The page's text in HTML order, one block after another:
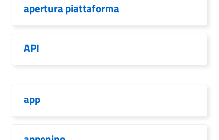
apertura piattaforma
API
app